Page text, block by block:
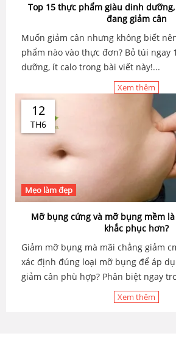
Top 15 thực phẩm giàu dinh
đang giảm cân
Muốn giảm cân nhưng không biết
phẩm nào vào thực đơn? Bỏ túi ngay
dưỡng, ít calo trong bài viết này!...
Xem thêm
12
TH6
Mẹo làm đẹp
Mỡ bụng cứng và mỡ bụng mềm là
khắc phục hơn?
Giảm mỡ bụng mà mãi chẳng giảm
xác định đúng loại mỡ bụng để áp
giảm cân phù hợp? Phân biệt ngay
Xem thêm